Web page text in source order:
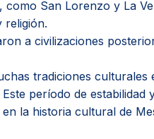
San Lorenzo y La
religión.
a civilizaciones
tradiciones culturales
período de estabilidad
la historia cultural de